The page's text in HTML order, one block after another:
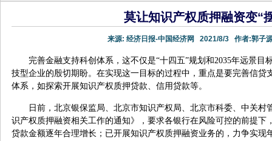
莫让知识产权质押融资变“
来源: 经济日报-中国经济网 2021/8/3 作者:郭子
完善金融支持科创体系，这不仅是“十四五”规划和2035年远景目
技型企业的殷切期盼。在实现这一目标的过程中，重点是要完善信贷
体系，如探索开展知识产权质押贷款、信用贷款等。
日前，北京银保监局、北京市知识产权局、北京市科委、中关村
识产权质押融资相关工作的通知》，要求各银行在风险可控的前提下
贷款金额逐年合理增长；已开展知识产权质押融资业务的，力争实现